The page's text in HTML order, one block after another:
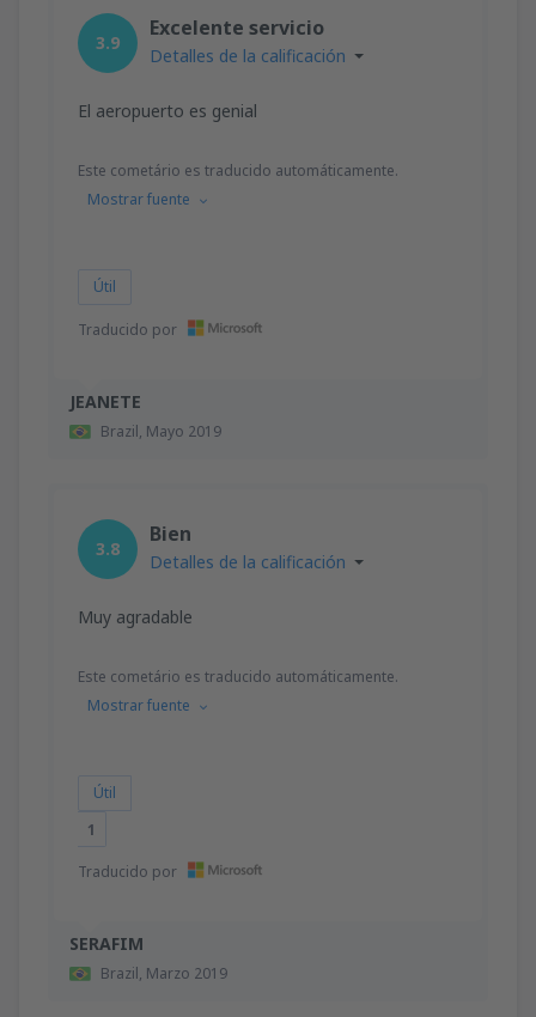
JEANETE
Brazil, Mayo 2019
3.9
Excelente servicio
Detalles de la calificación
El aeropuerto es genial
Este cometário es traducido automáticamente.
Mostrar fuente
Útil
Traducido por
SERAFIM
Brazil, Marzo 2019
3.8
Bien
Detalles de la calificación
Muy agradable
Este cometário es traducido automáticamente.
Mostrar fuente
Útil
1
Traducido por